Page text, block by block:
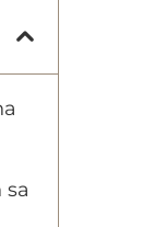
sa